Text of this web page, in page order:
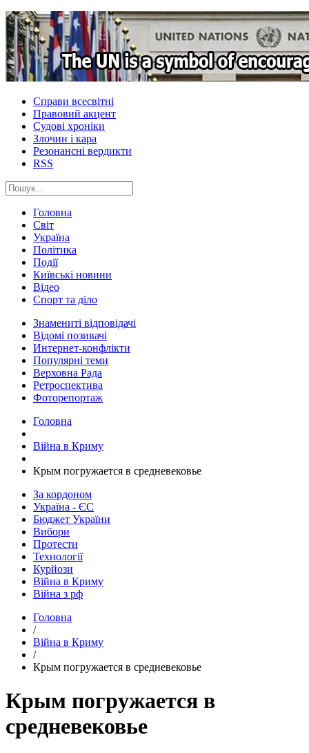
Справи всесвітні
Правовий акцент
Судові хроніки
Злочин і кара
Резонансні вердикти
RSS
Головна
Світ
Україна
Політика
Події
Київські новини
Відео
Спорт та діло
Знамениті відповідачі
Відомі позивачі
Интернет-конфлікти
Популярні теми
Верховна Рада
Ретроспектива
Фоторепортаж
Головна
Війна в Криму
​Крым погружается в средневековье
За кордоном
Україна - ЄС
Бюджет України
Вибори
Протести
Технології
Курйози
Війна в Криму
Війна з рф
Головна
/
Війна в Криму
/
​Крым погружается в средневековье
​Крым погружается в
средневековье